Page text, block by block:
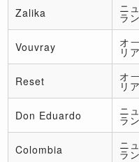
Zalika ニ
ラ
Vouvray オ
リア
Reset オ
リア
Don Eduardo ニ
ラ
Colombia ニ
ラ